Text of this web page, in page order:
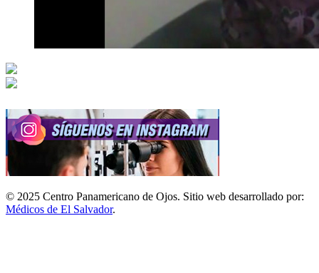
© 2025 Centro Panamericano de Ojos. Sitio web desarrollado por:
Médicos de El Salvador.